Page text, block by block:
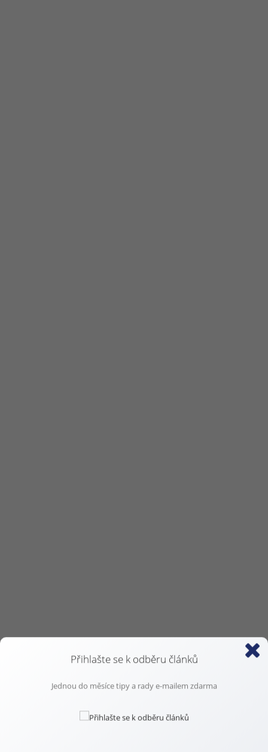
Přihlašte se k odběru článků
Jednou do měsíce tipy a rady e-mailem zdarma